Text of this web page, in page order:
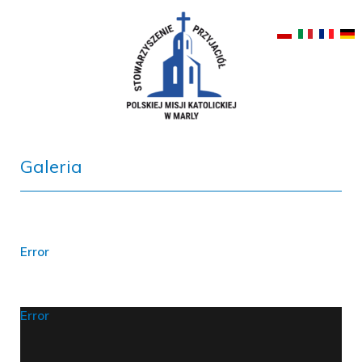
Galeria
Error
Error